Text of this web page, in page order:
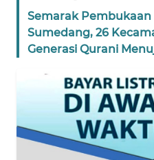
Semarak
Sumedang, 26
Generasi Qurani
WN
SUMUT
WN